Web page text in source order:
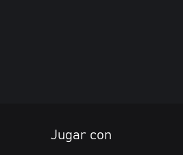
Jugar con